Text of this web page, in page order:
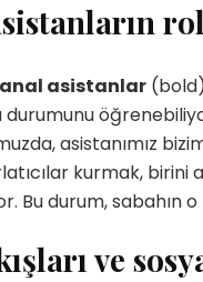
asistanlar
asistanımız
kurmak,
Bu durum, sabahın
ve